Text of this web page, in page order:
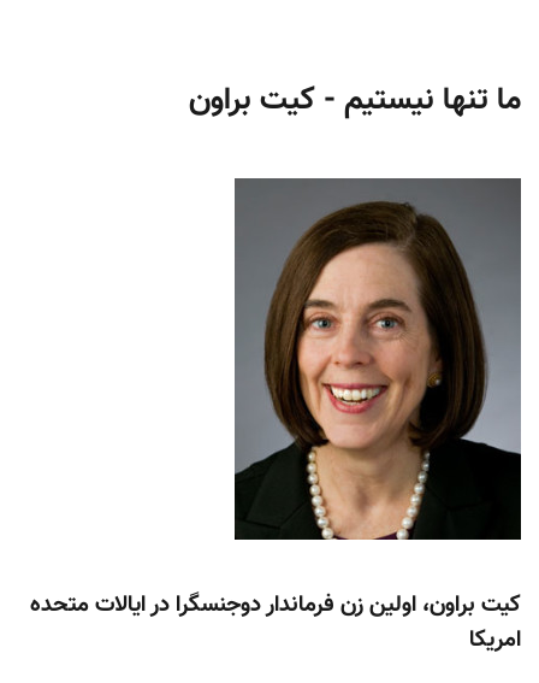
ما تنها نیستیم - کیت براون
کیت براون، اولین زن فرماندار دوجنسگرا در ایالات متحده
امریکا